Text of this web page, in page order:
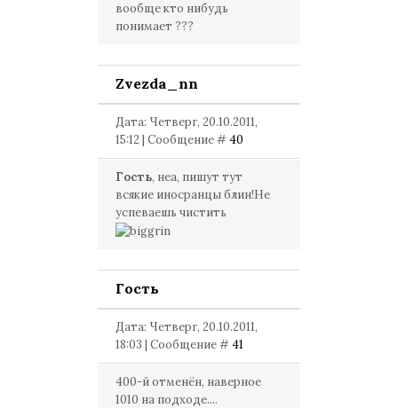
вообще кто нибудь
понимает ???
Zvezda_nn
Дата: Четверг, 20.10.2011,
15:12 | Сообщение #40
Гость, неа, пишут тут
всякие иносранцы блин!Не
успеваешь чистить
Гость
Дата: Четверг, 20.10.2011,
18:03 | Сообщение #41
400-й отменён, наверное
1010 на подходе....